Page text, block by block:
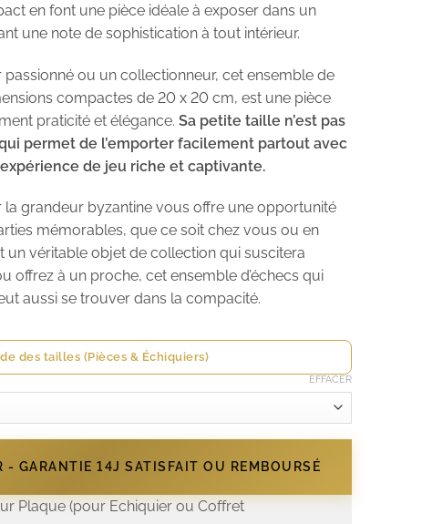
en font une pièce idéale à exposer dans un
une note de sophistication à tout intérieur.
ou un collectionneur, cet ensemble de
compactes de 20 x 20 cm, est une pièce
praticité et élégance. Sa petite taille n’est pas
permet de l’emporter facilement partout avec
de jeu riche et captivante.
la grandeur byzantine vous offre une opportunité
mémorables, que ce soit chez vous ou en
un véritable objet de collection qui suscitera
offrez à un proche, cet ensemble d’échecs qui
aussi se trouver dans la compacité.
des tailles (Pièces & Échiquiers)
EFFACER
- GARANTIE 14J SATISFAIT OU REMBOURSÉ
Plaque (pour Echiquier ou Coffret